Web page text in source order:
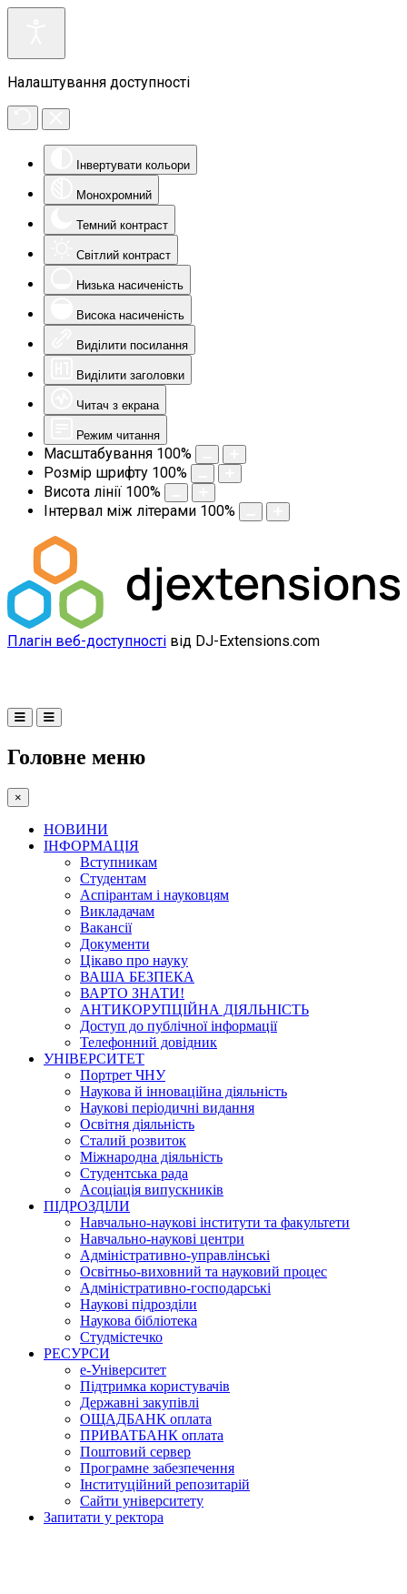
Налаштування доступності
Інвертувати кольори
Монохромний
Темний контраст
Світлий контраст
Низька насиченість
Висока насиченість
Виділити посилання
Виділити заголовки
Читач з екрана
Режим читання
Масштабування 100%
Розмір шрифту 100%
Висота лінії 100%
Інтервал між літерами 100%
Плагін веб-доступності від DJ-Extensions.com
Головне меню
×
НОВИНИ
ІНФОРМАЦІЯ
Вступникам
Студентам
Аспірантам і науковцям
Викладачам
Вакансії
Документи
Цікаво про науку
ВАША БЕЗПЕКА
ВАРТО ЗНАТИ!
АНТИКОРУПЦІЙНА ДІЯЛЬНІСТЬ
Доступ до публічної інформації
Телефонний довідник
УНІВЕРСИТЕТ
Портрет ЧНУ
Наукова й інноваційна діяльність
Наукові періодичні видання
Освітня діяльність
Сталий розвиток
Міжнародна діяльність
Студентська рада
Асоціація випускників
ПІДРОЗДІЛИ
Навчально-наукові інститути та факультети
Навчально-наукові центри
Адміністративно-управлінські
Освітньо-виховний та науковий процес
Адміністративно-господарські
Наукові підрозділи
Наукова бібліотека
Студмістечко
РЕСУРСИ
е-Університет
Підтримка користувачів
Державні закупівлі
ОЩАДБАНК оплата
ПРИВАТБАНК оплата
Поштовий сервер
Програмне забезпечення
Інституційний репозитарій
Сайти університету
Запитати у ректора